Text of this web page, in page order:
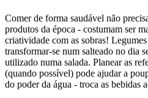
Comer de forma saudável não
produtos da época - costumam ser
criatividade com as sobras!
transformar-se num salteado no dia
utilizado numa salada. Planear as
(quando possível) pode ajudar a
do poder da água - troca as bebidas